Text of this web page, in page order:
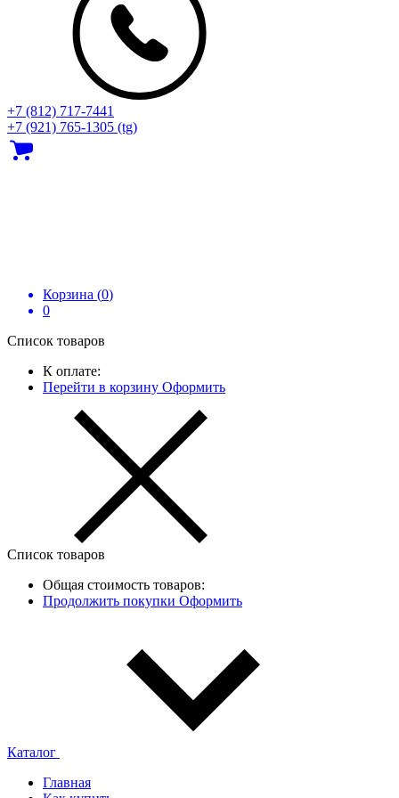
+7 (812) 717‑7441
+7 (921) 765-1305 (tg)
Корзина (0)
0
Список товаров
К оплате:
Перейти в корзину Оформить
Список товаров
Общая стоимость товаров:
Продолжить покупки Оформить
Каталог
Главная